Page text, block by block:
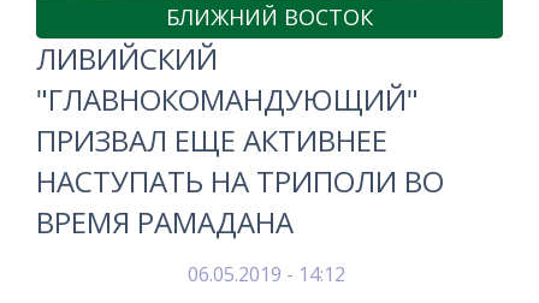
БЛИЖНИЙ ВОСТОК
ЛИВИЙСКИЙ
"ГЛАВНОКОМАНДУЮЩИЙ"
ПРИЗВАЛ ЕЩЕ АКТИВНЕЕ
НАСТУПАТЬ НА ТРИПОЛИ ВО
ВРЕМЯ РАМАДАНА
06.05.2019 - 14:12